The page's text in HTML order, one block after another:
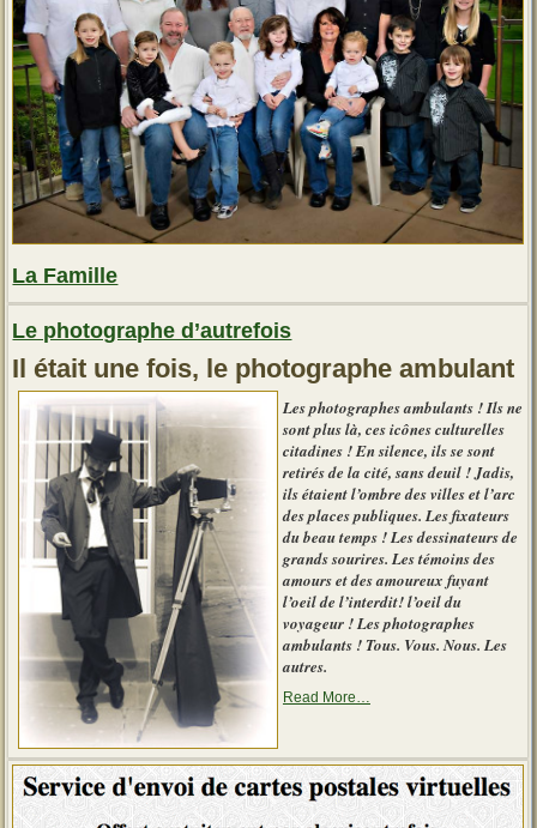
La Famille
Le photographe d’autrefois
Il était une fois, le photographe ambulant
Les photographes ambulants ! Ils ne
sont plus là, ces icônes culturelles
citadines ! En silence, ils se sont
retirés de la cité, sans deuil ! Jadis,
ils étaient l’ombre des villes et l’arc
des places publiques. Les fixateurs
du beau temps ! Les dessinateurs de
grands sourires. Les témoins des
amours et des amoureux fuyant
l’oeil de l’interdit! l’oeil du
voyageur ! Les photographes
ambulants ! Tous. Vous. Nous. Les
autres.
Read Moreabout
…